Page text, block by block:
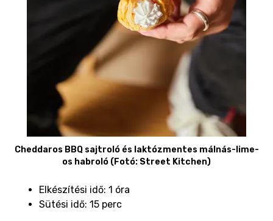
Cheddaros BBQ sajtroló és laktózmentes málnás-lime-
os habroló (Fotó: Street Kitchen)
Elkészítési idő: 1 óra
Sütési idő: 15 perc